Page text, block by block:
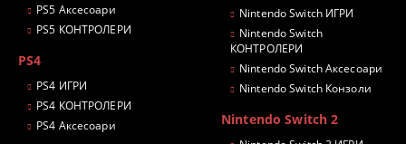
PS5 Аксесоари
PS5 КОНТРОЛЕРИ
PS4
PS4 ИГРИ
PS4 КОНТРОЛЕРИ
PS4 Аксесоари
Nintendo Switch ИГРИ
Nintendo Switch
КОНТРОЛЕРИ
Nintendo Switch Аксесоари
Nintendo Switch Конзоли
Nintendo Switch 2